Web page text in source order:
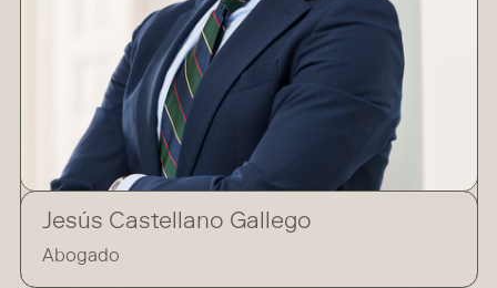
Jesús Castellano Gallego
Abogado